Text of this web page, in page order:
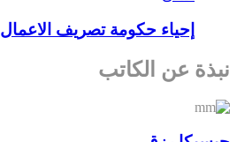
إحياء حكومة تصريف الاعمال
نبذة عن الكاتب